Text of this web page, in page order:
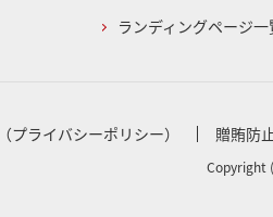
ランディングページ一
プライバシーポリシー） 贈賄防
Copyright